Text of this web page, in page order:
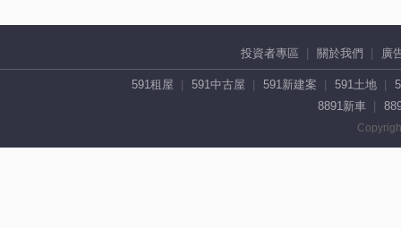
投資者專區 關於我們 廣
591租屋 591中古屋 591新建案 591土地
8891新車